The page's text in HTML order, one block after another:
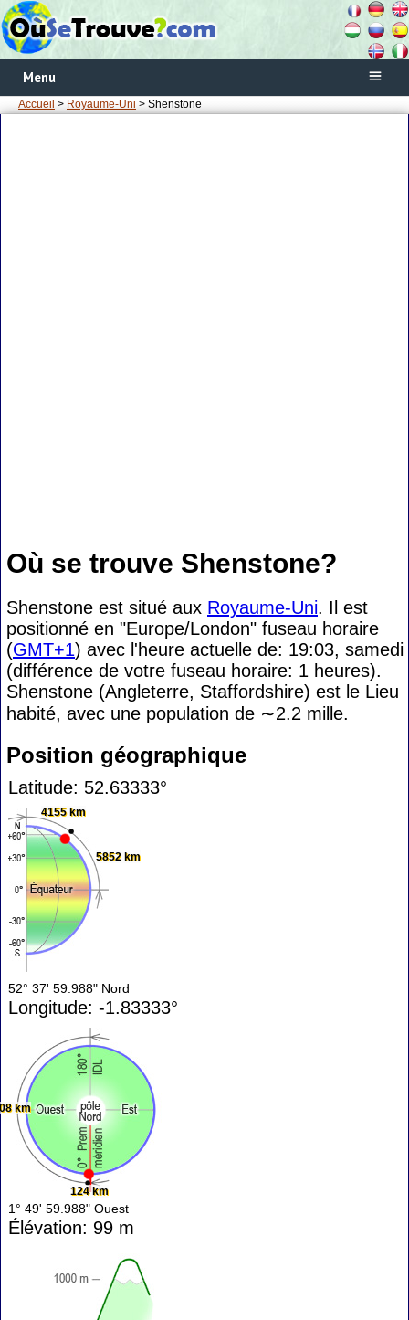
Menu
Accueil > Royaume-Uni > Shenstone
Où se trouve Shenstone?
Shenstone est situé aux Royaume-Uni. Il est
positionné en "Europe/London" fuseau horaire
(GMT+1) avec l'heure actuelle de: 19:03, samedi
(différence de votre fuseau horaire: 1 heures).
Shenstone (Angleterre, Staffordshire) est le Lieu
habité, avec une population de ∼2.2 mille.
Position géographique
Latitude: 52.63333°
4155 km
5852 km
52° 37' 59.988" Nord
Longitude: -1.83333°
124 km
km
1° 49' 59.988" Ouest
Élévation: 99 m